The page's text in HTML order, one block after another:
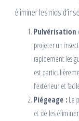
éliminer les nids
Pulvérisation
projeter un
rapidement les
est
l’extérieur et
Piégeage : Le
et de les